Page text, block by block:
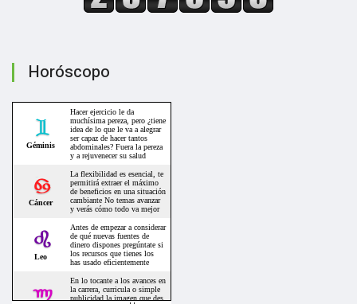
Horóscopo